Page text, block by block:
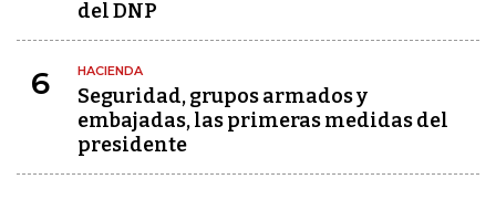
del DNP
6 HACIENDA
Seguridad, grupos armados y
embajadas, las primeras medidas del
presidente